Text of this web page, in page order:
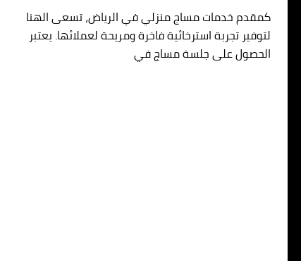
كمقدم خدمات مساج منزلي في الرياض، تسعى الهنا
لتوفير تجربة استرخائية فاخرة ومريحة لعملائها. يعتبر
الحصول على جلسة مساج في